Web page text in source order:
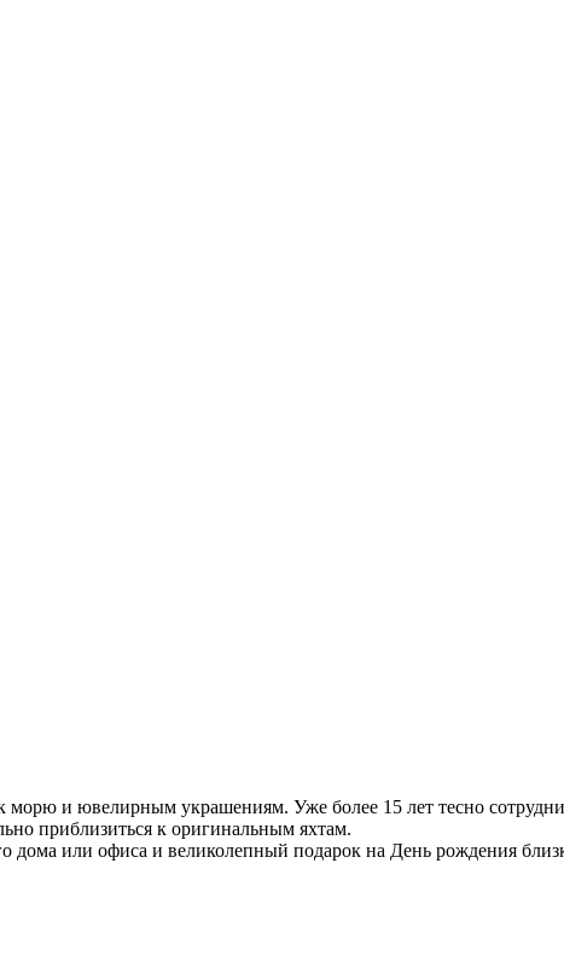
морю и ювелирным украшениям. Уже более 15 лет тесно
приблизиться к оригинальным яхтам.
или офиса и великолепный подарок на День рождения